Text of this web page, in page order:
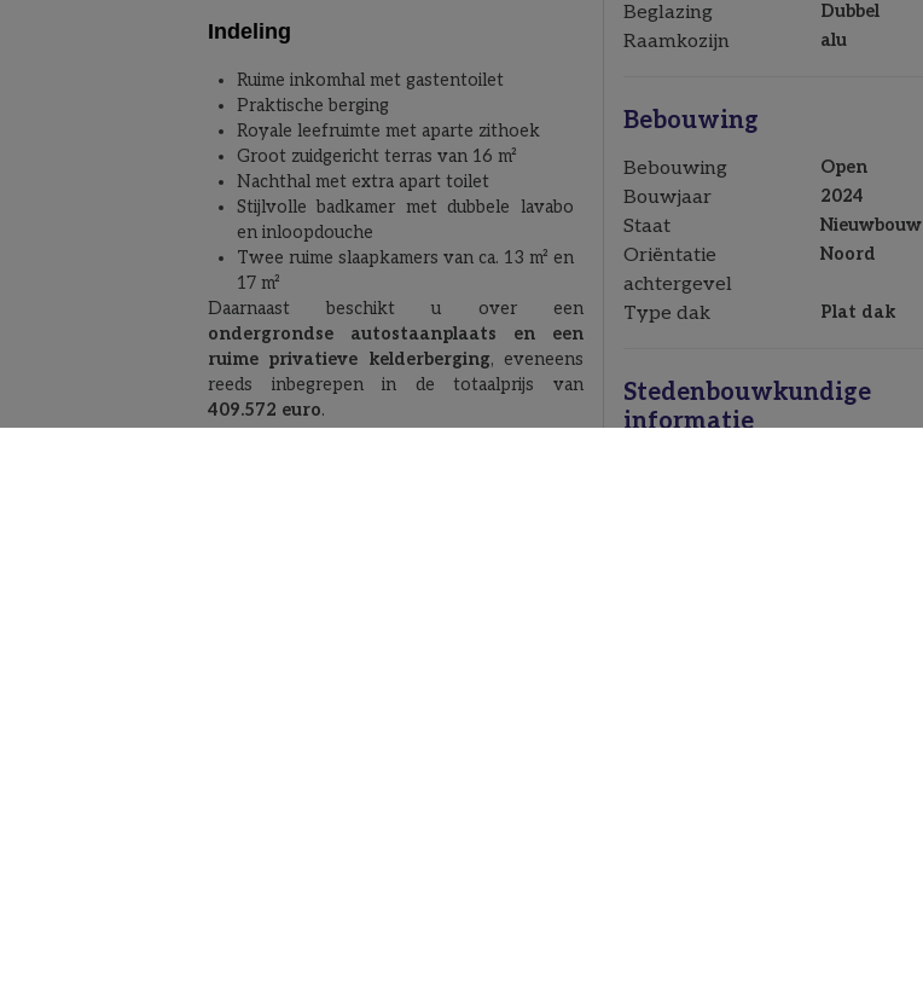
Indeling
Ruime inkomhal met gastentoilet
Praktische berging
Royale leefruimte met aparte zithoek
Groot zuidgericht terras van 16 m²
Nachthal met extra apart toilet
Stijlvolle badkamer met dubbele lavabo
en inloopdouche
Twee ruime slaapkamers van ca. 13 m² en
17 m²
Daarnaast beschikt u over een
ondergrondse autostaanplaats en een
ruime privatieve kelderberging, eveneens
reeds inbegrepen in de totaalprijs van
409.572 euro.
Beglazing Dubbel
Raamkozijn alu
Bebouwing
Bebouwing Open
Bouwjaar 2024
Staat Nieuwbouw
Oriëntatie
achtergevel
Noord
Type dak Plat dak
Stedenbouwkundige
informatie